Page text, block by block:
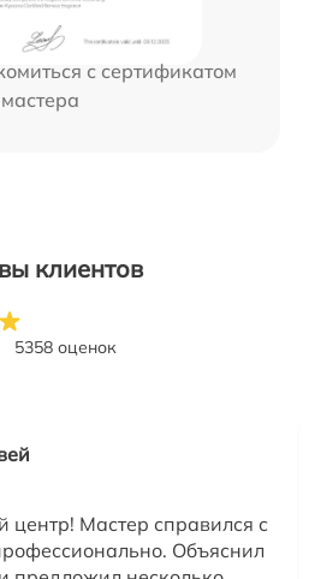
с сертификатом
мастера
клиентов
5358 оценок
центр! Мастер справился с
Объяснил